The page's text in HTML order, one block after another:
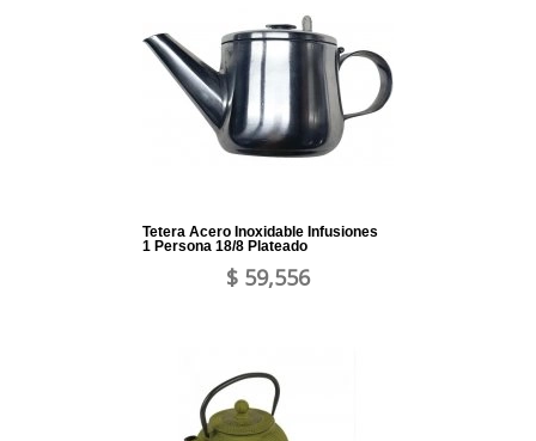
Tetera Acero Inoxidable Infusiones
1 Persona 18/8 Plateado
$ 59,556